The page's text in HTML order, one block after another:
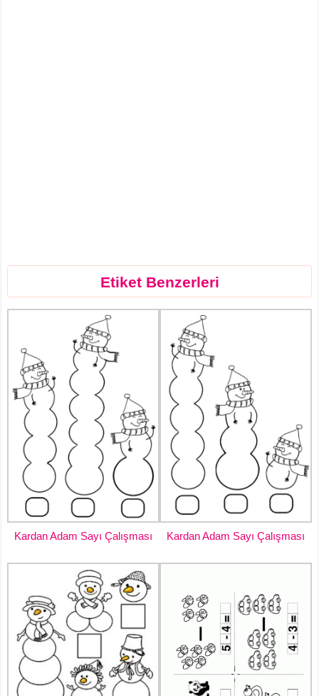
Etiket Benzerleri
Kardan Adam Sayı Çalışması Kardan Adam Sayı Çalışması